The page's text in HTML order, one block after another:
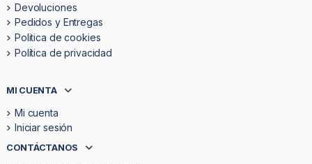
Devoluciones
Pedidos y Entregas
Politica de cookies
Política de privacidad
MI CUENTA
Mi cuenta
Iniciar sesión
CONTÁCTANOS